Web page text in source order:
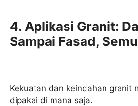
4. Aplikasi Granit:
Sampai Fasad,
Kekuatan dan keindahan granit
dipakai di mana saja.